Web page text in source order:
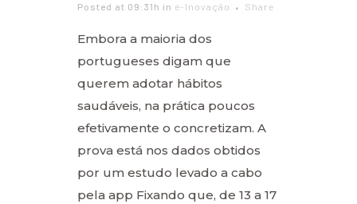
Posted at 09:31h in e-Inovação Share
Embora a maioria dos
portugueses digam que
querem adotar hábitos
saudáveis, na prática poucos
efetivamente o concretizam. A
prova está nos dados obtidos
por um estudo levado a cabo
pela app Fixando que, de 13 a 17